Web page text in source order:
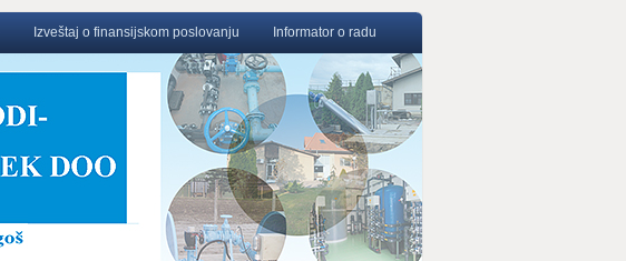
Izveštaj o finansijskom poslovanju Informator o radu